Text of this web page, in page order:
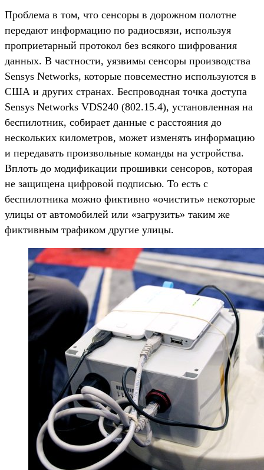
Проблема в том, что сенсоры в дорожном полотне
передают информацию по радиосвязи, используя
проприетарный протокол без всякого шифрования
данных. В частности, уязвимы сенсоры производства
Sensys Networks, которые повсеместно используются в
США и других странах. Беспроводная точка доступа
Sensys Networks VDS240 (802.15.4), установленная на
беспилотник, собирает данные с расстояния до
нескольких километров, может изменять информацию
и передавать произвольные команды на устройства.
Вплоть до модификации прошивки сенсоров, которая
не защищена цифровой подписью. То есть с
беспилотника можно фиктивно «очистить» некоторые
улицы от автомобилей или «загрузить» таким же
фиктивным трафиком другие улицы.